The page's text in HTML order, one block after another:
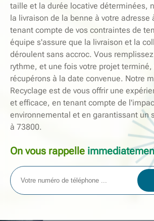
taille et la durée locative déterminées,
la livraison de la benne à votre adresse
tenant compte de vos contraintes de
équipe s'assure que la livraison et la
déroulent sans accroc. Vous
rythme, et une fois votre projet terminé,
récupérons à la date convenue. Notre
Recyclage est de vous offrir une
et efficace, en tenant compte de
environnemental et en garantissant un
à 73800.
On vous rappelle